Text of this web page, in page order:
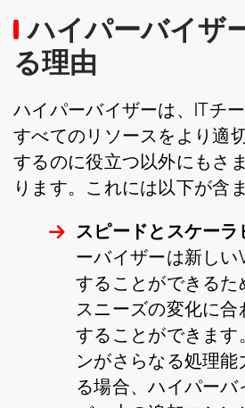
ハイパーバイザ
る理由
ハイパーバイザーは、ITチ
すべてのリソースをより適
するのに役立つ以外にもさ
ります。これには以下が含
スピードとスケーラ
ーバイザーは新しい
することができるた
スニーズの変化に
することができます
ンがさらなる処理
る場合、ハイパー